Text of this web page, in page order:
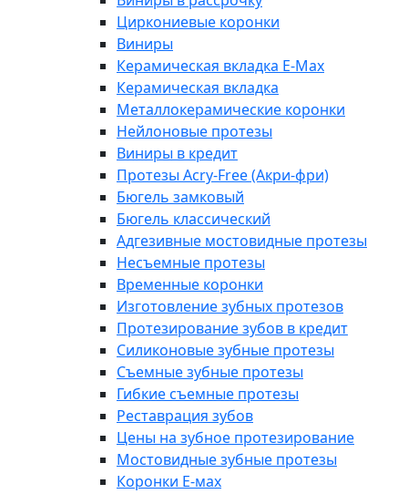
Циркониевые коронки
Виниры
Керамическая вкладка E-Max
Керамическая вкладка
Металлокерамические коронки
Нейлоновые протезы
Виниры в кредит
Протезы Acry-Free (Акри-фри)
Бюгель замковый
Бюгель классический
Адгезивные мостовидные протезы
Несъемные протезы
Временные коронки
Изготовление зубных протезов
Протезирование зубов в кредит
Силиконовые зубные протезы
Съемные зубные протезы
Гибкие съемные протезы
Реставрация зубов
Цены на зубное протезирование
Мостовидные зубные протезы
Коронки E-мах